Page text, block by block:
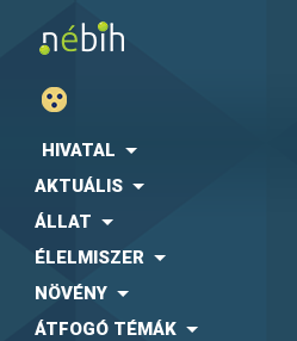
HIVATAL
AKTUÁLIS
ÁLLAT
ÉLELMISZER
NÖVÉNY
ÁTFOGÓ TÉMÁK